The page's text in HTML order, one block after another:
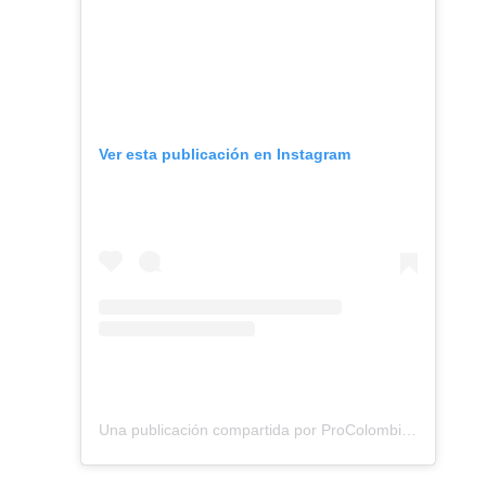
Ver esta publicación en Instagram